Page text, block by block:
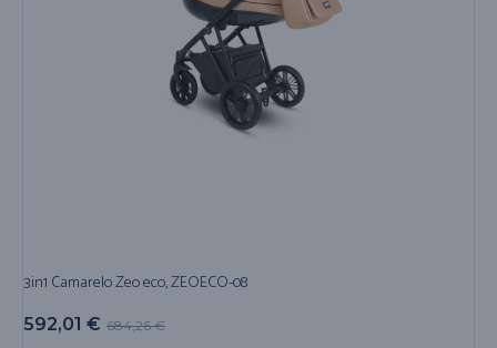
3in1 Camarelo Zeo eco, ZEOECO-08
684,26€
592,01 €